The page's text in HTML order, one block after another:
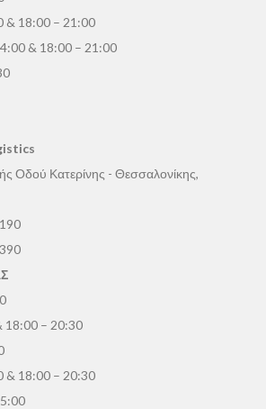
& 18:00 – 21:00
& 18:00 – 21:00
Οδού Κατερίνης - Θεσσαλονίκης,
18:00 – 20:30
& 18:00 – 20:30